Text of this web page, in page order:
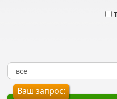
Ваш запрос: